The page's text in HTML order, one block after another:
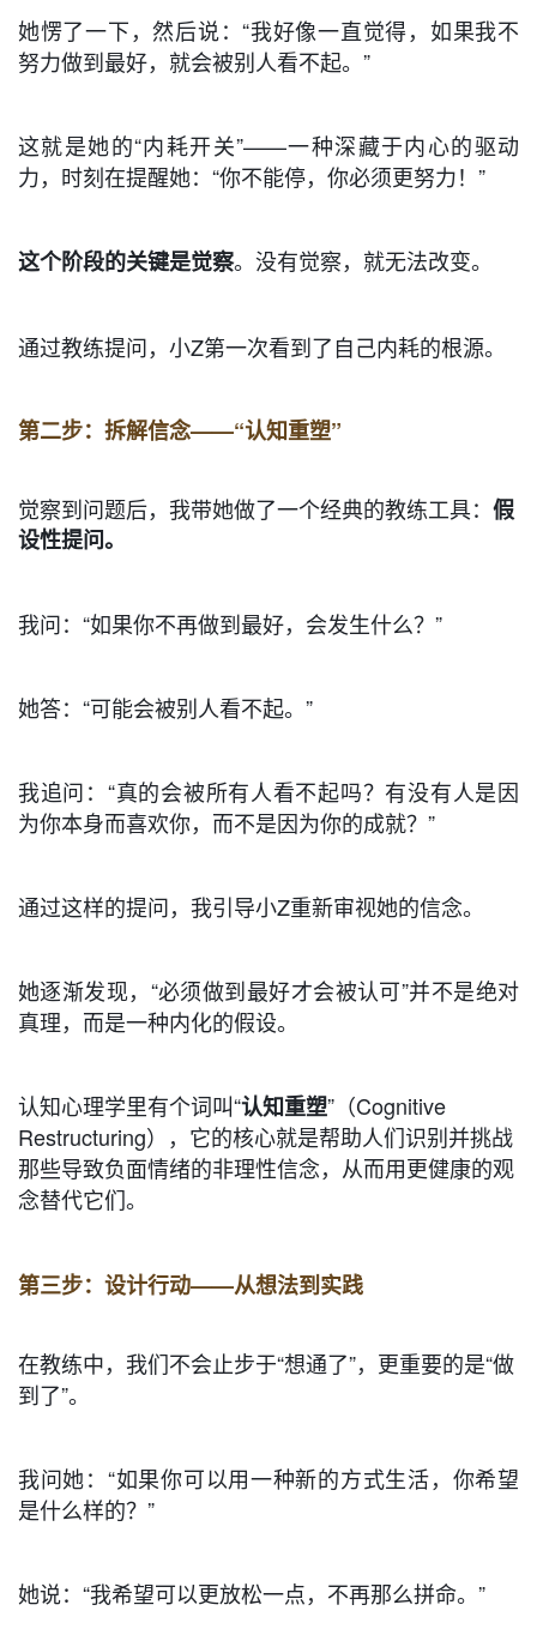
她愣了一下，然后说：“我好像一直觉得，如果我不
努力做到最好，就会被别人看不起。”
这就是她的“内耗开关”——一种深藏于内心的驱动
力，时刻在提醒她：“你不能停，你必须更努力！”
这个阶段的关键是觉察。没有觉察，就无法改变。
通过教练提问，小Z第一次看到了自己内耗的根源。
第二步：拆解信念——“认知重塑”
觉察到问题后，我带她做了一个经典的教练工具： 假
设性提问。
我问：“如果你不再做到最好，会发生什么？”
她答：“可能会被别人看不起。”
我追问：“真的会被所有人看不起吗？有没有人是因
为你本身而喜欢你，而不是因为你的成就？”
通过这样的提问，我引导小Z重新审视她的信念。
她逐渐发现，“必须做到最好才会被认可”并不是绝对
真理，而是一种内化的假设。
认知心理学里有个词叫“认知重塑”（Cognitive
Restructuring），它的核心就是帮助人们识别并挑战
那些导致负面情绪的非理性信念，从而用更健康的观
念替代它们。
第三步：设计行动——从想法到实践
在教练中，我们不会止步于“想通了”，更重要的是“做
到了”。
我问她：“如果你可以用一种新的方式生活，你希望
是什么样的？”
她说：“我希望可以更放松一点，不再那么拼命。”